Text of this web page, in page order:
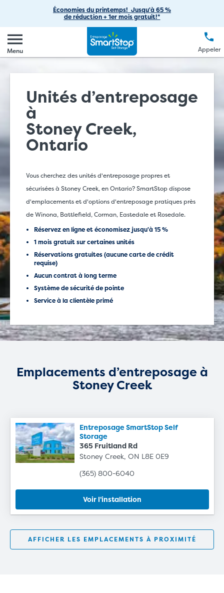
Passer
au
contenu
principal
Économies du printemps! Jusqu'à 65 %
de réduction + 1er mois gratuit!*
Menu Appeler
Entreposage de voitures
Entreposage de VR
Entreposage de bateaux
Espaces de bureau
Options de solutions
Fournitures de déménagement
Astuces de déménagement
FAQ
Nous contacter
Notre entreprise
Carrières
Notre blogue
Contributions sociales
Initiatives environnementales
Commandites
Acquisition d’entreposage libre-service
Gestion de l'entreposage libre-service par des tiers
Se connecter
Créer un compte
(888) 977-8672
Langue FR
Unités d’entreposage
à
Stoney Creek,
Ontario
Vous cherchez des unités d'entreposage propres et
sécurisées à Stoney Creek, en Ontario? SmartStop dispose
d'emplacements et d'options d'entreposage pratiques près
de Winona, Battlefield, Corman, Eastedale et Rosedale.
Réservez en ligne et économisez jusqu'à 15 %
1 mois gratuit sur certaines unités
Réservations gratuites (aucune carte de crédit
requise)
Aucun contrat à long terme
Système de sécurité de pointe
Service à la clientèle primé
Emplacements d’entreposage à
Stoney Creek
Entreposage SmartStop Self
Storage
365 Fruitland Rd
Stoney Creek, ON L8E 0E9
(365) 800-6040
Voir l'installation
AFFICHER LES EMPLACEMENTS À PROXIMITÉ